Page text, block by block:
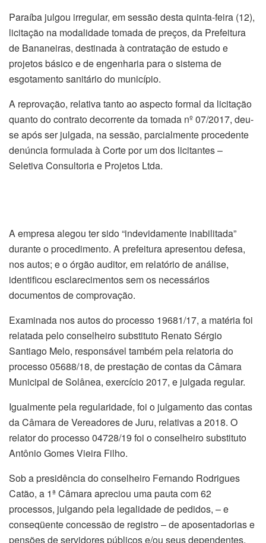
Paraíba julgou irregular, em sessão desta quinta-feira (12),
licitação na modalidade tomada de preços, da Prefeitura
de Bananeiras, destinada à contratação de estudo e
projetos básico e de engenharia para o sistema de
esgotamento sanitário do município.
A reprovação, relativa tanto ao aspecto formal da licitação
quanto do contrato decorrente da tomada nº 07/2017, deu-
se após ser julgada, na sessão, parcialmente procedente
denúncia formulada à Corte por um dos licitantes –
Seletiva Consultoria e Projetos Ltda.
A empresa alegou ter sido “indevidamente inabilitada”
durante o procedimento. A prefeitura apresentou defesa,
nos autos; e o órgão auditor, em relatório de análise,
identificou esclarecimentos sem os necessários
documentos de comprovação.
Examinada nos autos do processo 19681/17, a matéria foi
relatada pelo conselheiro substituto Renato Sérgio
Santiago Melo, responsável também pela relatoria do
processo 05688/18, de prestação de contas da Câmara
Municipal de Solânea, exercício 2017, e julgada regular.
Igualmente pela regularidade, foi o julgamento das contas
da Câmara de Vereadores de Juru, relativas a 2018. O
relator do processo 04728/19 foi o conselheiro substituto
Antônio Gomes Vieira Filho.
Sob a presidência do conselheiro Fernando Rodrigues
Catão, a 1ª Câmara apreciou uma pauta com 62
processos, julgando pela legalidade de pedidos, – e
conseqüente concessão de registro – de aposentadorias e
pensões de servidores públicos e/ou seus dependentes.